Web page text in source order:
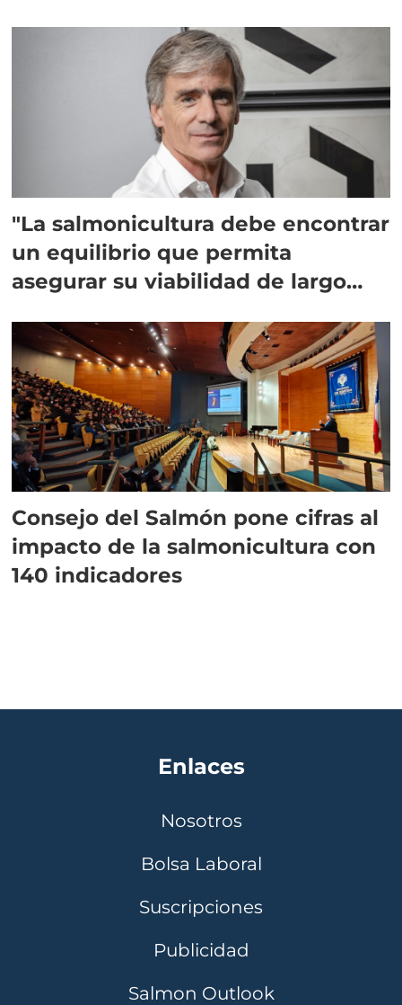
"La salmonicultura debe encontrar
un equilibrio que permita
asegurar su viabilidad de largo
Consejo del Salmón pone cifras al
impacto de la salmonicultura con
140 indicadores
Enlaces
Nosotros
Bolsa Laboral
Suscripciones
Publicidad
Salmon Outlook